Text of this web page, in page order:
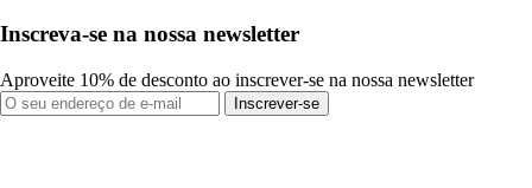
Inscreva-se na nossa newsletter
Aproveite 10% de desconto ao inscrever-se na nossa newsletter
Inscrever-se